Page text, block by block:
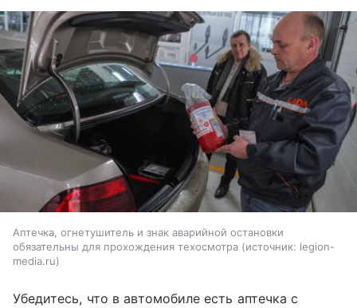
Аптечка, огнетушитель и знак аварийной остановки
обязательны для прохождения техосмотра
источник: legion-
media.ru
Убедитесь, что в автомобиле есть аптечка с